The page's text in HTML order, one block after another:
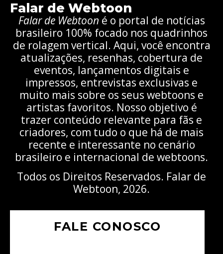
Falar de Webtoon
Falar de Webtoon é o portal de notícias
brasileiro 100% focado nos quadrinhos
de rolagem vertical. Aqui, você encontra
atualizações, resenhas, cobertura de
eventos, lançamentos digitais e
impressos, entrevistas exclusivas e
muito mais sobre os seus webtoons e
artistas favoritos. Nosso objetivo é
trazer conteúdo relevante para fãs e
criadores, com tudo o que há de mais
recente e interessante no cenário
brasileiro e internacional de webtoons.
Todos os Direitos Reservados. Falar de
Webtoon, 2026.
FALE CONOSCO